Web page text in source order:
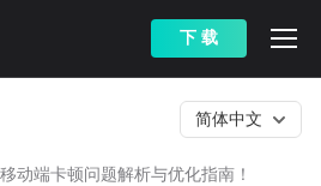
下 载
动端卡顿问题解析与优化指南！
简体中文